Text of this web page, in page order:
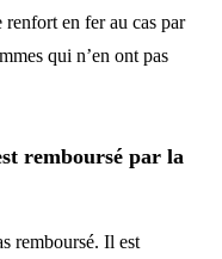
renfort en fer au cas par
qui n’en ont pas
remboursé par la
remboursé. Il est